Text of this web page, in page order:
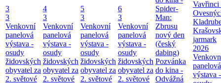
3
3
Venkovní
panelová
výstava -
osudy
židovských
obyvatel za
2. světové
4
3
Venkovní
panelová
výstava -
osudy
židovských
obyvatel za
2. světové
5
3
Venkovní
panelová
výstava -
osudy
židovských
obyvatel za
2. světové
6
3
Venkovní
panelová
výstava -
osudy
židovských
obyvatel za
2. světové
Spider-
Man:
Zbrusu
nový den
(český
dabing)
Pozvánka
do kina -
Odvážná
Vavřinci
jarmark
2026
panelová
výstava -